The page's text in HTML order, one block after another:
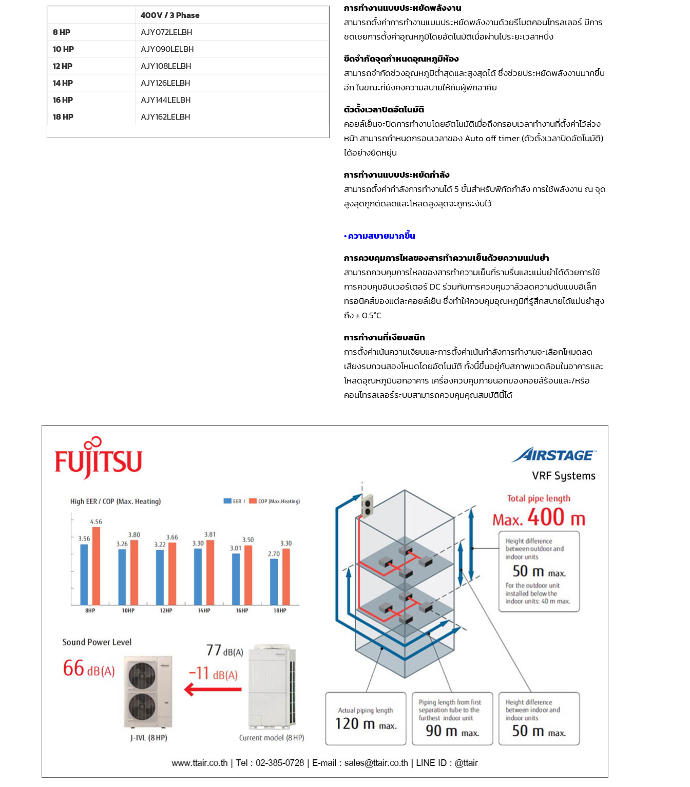
400V / 3 Phase
8 HP
AJY072LELBH
10 HP
AJY090LELBH
12 HP
AJY108LELBH
14 HP
AJY126LELBH
16 HP
AJY144LELBH
18 HP
AJY162LELBH
การทำงานแบบประหยัดพลังงาน
สามารถตั้งค่าการทำงานแบบประหยัดพลังงานด้วยรีโมตคอนโทรลเลอร์ มีการ
ชดเชยการตั้งค่าอุณหภูมิโดยอัตโนมัติเมื่อผ่านไประยะเวลาหนึ่ง
ขีดจำกัดจุดกำหนดอุณหภูมิห้อง
สามารถจำกัดช่วงอุณหภูมิต่ำสุดและสูงสุดได้ ซึ่งช่วยประหยัดพลังงานมากขึ้น
อีก ในขณะที่ยังคงความสบายให้กับผู้พักอาศัย
ตัวตั้งเวลาปิดอัตโนมัติ
คอยล์เย็นจะปิดการทำงานโดยอัตโนมัติเมื่อถึงกรอบเวลาทำงานที่ตั้งค่าไว้ล่วง
หน้า สามารถกำหนดกรอบเวลาของ Auto off timer (ตัวตั้งเวลาปิดอัตโนมัติ)
ได้อย่างยืดหยุ่น
การทำงานแบบประหยัดกำลัง
สามารถตั้งค่ากำลังการทำงานได้ 5 ขั้นสำหรับพิกัดกำลัง การใช้พลังงาน ณ จุด
สูงสุดถูกตัดลดและโหลดสูงสุดจะถูกระงับไว้
• ความสบายมากขึ้น
การควบคุมการไหลของสารทำความเย็นด้วยความแม่นยำ
สามารถควบคุมการไหลของสารทำความเย็นที่ราบรื่นและแม่นยำได้ด้วยการใช้
การควบคุมอินเวอร์เตอร์ DC ร่วมกับการควบคุมวาล์วลดความดันแบบอิเล็ก
ทรอนิคส์ของแต่ละคอยล์เย็น ซึ่งทำให้ควบคุมอุณหภูมิที่รู้สึกสบายได้แม่นยำสูง
ถึง ± 0.5°C
การทำงานที่เงียบสนิท
การตั้งค่าเน้นความเงียบและการตั้งค่าเน้นกำลังการทำงานจะเลือกโหมดลด
เสียงรบกวนสองโหมดโดยอัตโนมัติ ทั้งนี้ขึ้นอยู่กับสภาพแวดล้อมในอาคารและ
โหลดอุณหภูมินอกอาคาร เครื่องควบคุมภายนอกของคอยล์ร้อนและ/หรือ
คอนโทรลเลอร์ระบบสามารถควบคุมคุณสมบัตินี้ได้